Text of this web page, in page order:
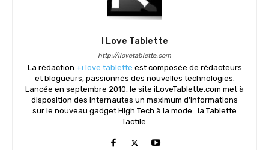
I Love Tablette
http://ilovetablette.com
La rédaction +i love tablette est composée de rédacteurs
et blogueurs, passionnés des nouvelles technologies.
Lancée en septembre 2010, le site iLoveTablette.com met à
disposition des internautes un maximum d'informations
sur le nouveau gadget High Tech à la mode : la Tablette
Tactile.